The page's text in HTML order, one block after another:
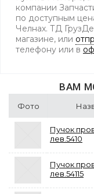
компании
по доступным
Челнах. ТД
магазине, или
телефону или в
ВАМ
Фото
Пучок
лев.5410
Пучок
лев.54115